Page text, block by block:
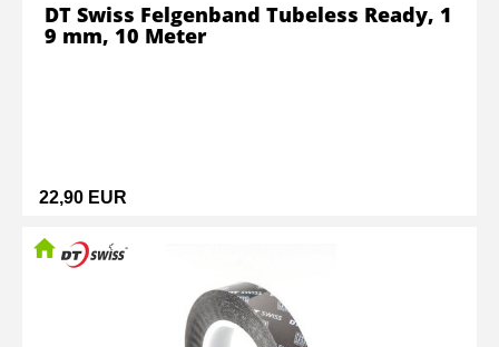
22,90 EUR
DT Swiss Felgenband Tubeless Ready, 1
9 mm, 10 Meter